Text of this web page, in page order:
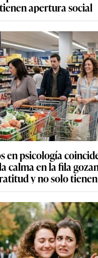
apertura social
en psicología
calma en la fila
y no solo